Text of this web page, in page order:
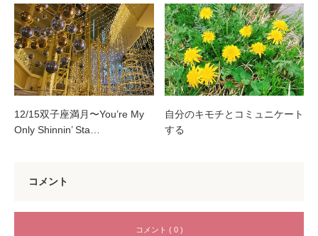
12/15双子座満月〜You’re My
Only Shinnin’ Sta…
自分のキモチとコミュニケート
する
コメント
コメント ( 0 )